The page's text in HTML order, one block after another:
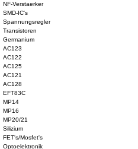
NF-Verstaerker
SMD-IC's
Spannungsregler
Transistoren
Germanium
AC123
AC122
AC125
AC121
AC128
EFT83C
MP14
MP16
MP20/21
Silizium
FET's/Mosfet's
Optoelektronik